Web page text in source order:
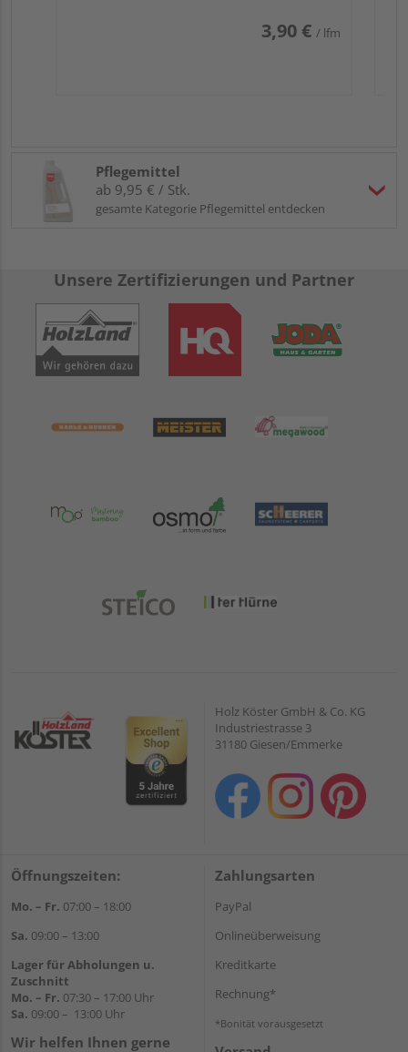
3,90 € / lfm
Pflegemittel
ab 9,95 € / Stk.
gesamte Kategorie Pflegemittel entdecken
Unsere Zertifizierungen und Partner
Holz Köster GmbH & Co. KG
Industriestrasse 3
31180 Giesen/Emmerke
Öffnungszeiten:
Mo. – Fr. 07:00 – 18:00
Sa. 09:00 – 13:00
Lager für Abholungen u.
Zuschnitt
Mo. – Fr. 07:30 – 17:00 Uhr
Sa. 09:00 – 13:00 Uhr
Wir helfen Ihnen gerne
Zahlungsarten
PayPal
Onlineüberweisung
Kreditkarte
Rechnung*
*Bonität vorausgesetzt